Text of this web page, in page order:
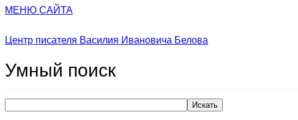
МЕНЮ САЙТА
Центр писателя Василия Ивановича Белова
Умный поиск
Искать